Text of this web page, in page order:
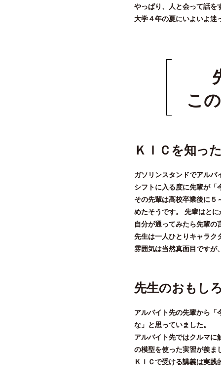
やっぱり、人と会って話を
大学４年の夏にいよいよ
こ
ＫＩＣを知っ
ガソリンスタンドでアル
シフトに入る度に先輩が
その先輩は高校卒業後に
めたそうです。 先輩はと
自分が通ってみたら先輩
先生は一人ひとりキャラク
雰囲気は当然真面目ですが
先生のおもし
アルバイト先の先輩から
な」と思っていました。
アルバイト先ではクルマ
の模型を使った実習が羨ま
ＫＩＣで受ける講義は実